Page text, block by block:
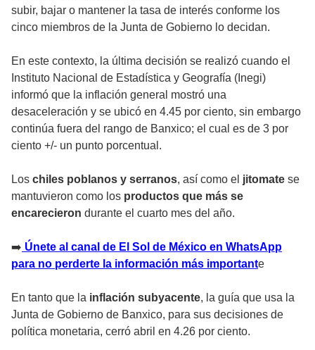
subir, bajar o mantener la tasa de interés conforme los
cinco miembros de la Junta de Gobierno lo decidan.
En este contexto, la última decisión se realizó cuando el
Instituto Nacional de Estadística y Geografía (Inegi)
informó que la inflación general mostró una
desaceleración y se ubicó en 4.45 por ciento, sin embargo
continúa fuera del rango de Banxico; el cual es de 3 por
ciento +/- un punto porcentual.
Los chiles poblanos y serranos, así como el jitomate se
mantuvieron como los productos que más se
encarecieron durante el cuarto mes del año.
➡️ Únete al canal de El Sol de México en WhatsApp
para no perderte la información más importante
En tanto que la inflación subyacente, la guía que usa la
Junta de Gobierno de Banxico, para sus decisiones de
política monetaria, cerró abril en 4.26 por ciento.